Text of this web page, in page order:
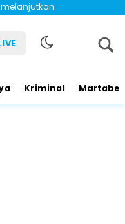
Kriminal Martabe